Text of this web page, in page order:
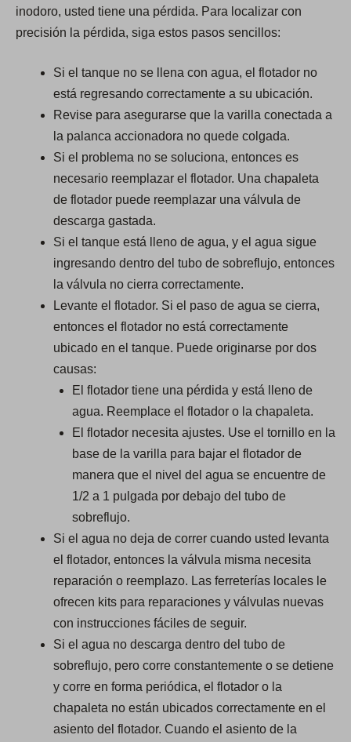
inodoro, usted tiene una pérdida. Para localizar con
precisión la pérdida, siga estos pasos sencillos:
Si el tanque no se llena con agua, el flotador no
está regresando correctamente a su ubicación.
Revise para asegurarse que la varilla conectada a
la palanca accionadora no quede colgada.
Si el problema no se soluciona, entonces es
necesario reemplazar el flotador. Una chapaleta
de flotador puede reemplazar una válvula de
descarga gastada.
Si el tanque está lleno de agua, y el agua sigue
ingresando dentro del tubo de sobreflujo, entonces
la válvula no cierra correctamente.
Levante el flotador. Si el paso de agua se cierra,
entonces el flotador no está correctamente
ubicado en el tanque. Puede originarse por dos
causas:
El flotador tiene una pérdida y está lleno de
agua. Reemplace el flotador o la chapaleta.
El flotador necesita ajustes. Use el tornillo en la
base de la varilla para bajar el flotador de
manera que el nivel del agua se encuentre de
1/2 a 1 pulgada por debajo del tubo de
sobreflujo.
Si el agua no deja de correr cuando usted levanta
el flotador, entonces la válvula misma necesita
reparación o reemplazo. Las ferreterías locales le
ofrecen kits para reparaciones y válvulas nuevas
con instrucciones fáciles de seguir.
Si el agua no descarga dentro del tubo de
sobreflujo, pero corre constantemente o se detiene
y corre en forma periódica, el flotador o la
chapaleta no están ubicados correctamente en el
asiento del flotador. Cuando el asiento de la